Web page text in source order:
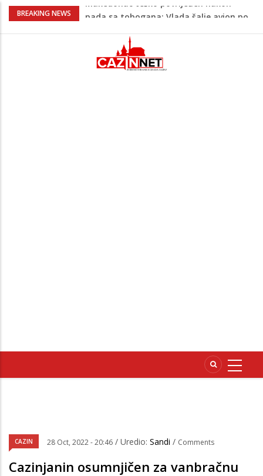
BREAKING NEWS
Kako povećati količinu mlijeka tokom
Evo kad i evo gdje nema struje u Krajini
narednih dana
CAZIN 28 Oct, 2022 - 20:46 / Uredio: Sandi / Comments
Cazinjanin osumnjičen za vanbračnu